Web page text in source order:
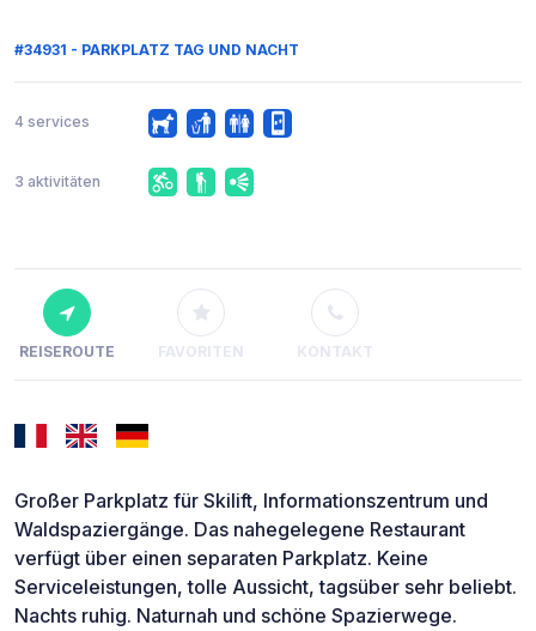
#34931 - PARKPLATZ TAG UND NACHT
4 services
3 aktivitäten
REISEROUTE FAVORITEN KONTAKT
Großer Parkplatz für Skilift, Informationszentrum und
Waldspaziergänge. Das nahegelegene Restaurant
verfügt über einen separaten Parkplatz. Keine
Serviceleistungen, tolle Aussicht, tagsüber sehr beliebt.
Nachts ruhig. Naturnah und schöne Spazierwege.